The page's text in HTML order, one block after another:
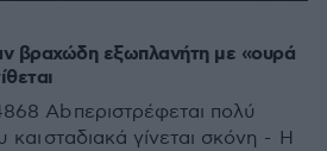
βραχώδη εξωπλανήτη με «ουρά
Ab περιστρέφεται πολύ
και σταδιακά γίνεται σκόνη - Η